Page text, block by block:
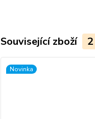
Související zboží 2
Novinka